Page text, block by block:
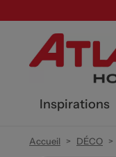
Inspirations
Accueil DÉCO